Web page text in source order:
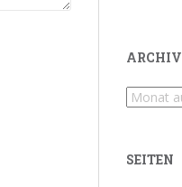
ARCHIV
Archiv
SEITEN